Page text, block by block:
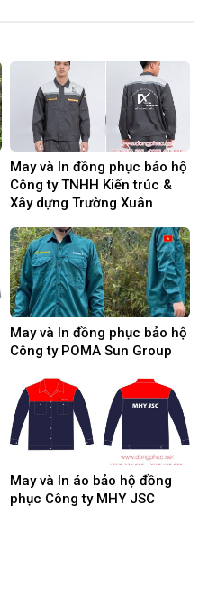
May và In đồng phục bảo hộ
Công ty TNHH Kiến trúc &
Xây dựng Trường Xuân
May và In đồng phục bảo hộ
Công ty POMA Sun Group
May và In áo bảo hộ đồng
phục Công ty MHY JSC